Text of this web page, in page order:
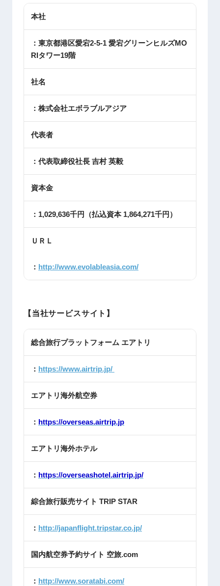
本社
：東京都港区愛宕2-5-1 愛宕グリーンヒルズMO
RIタワー19階
社名
：株式会社エボラブルアジア
代表者
：代表取締役社長 吉村 英毅
資本金
：1,029,636千円（払込資本 1,864,271千円）
ＵＲＬ
： http://www.evolableasia.com/
【当社サービスサイト】
総合旅行プラットフォーム エアトリ
： https://www.airtrip.jp/
エアトリ海外航空券
： https://overseas.airtrip.jp
エアトリ海外ホテル
： https://overseashotel.airtrip.jp/
綜合旅行販売サイト TRIP STAR
： http://japanflight.tripstar.co.jp/
国内航空券予約サイト 空旅.com
： http://www.soratabi.com/